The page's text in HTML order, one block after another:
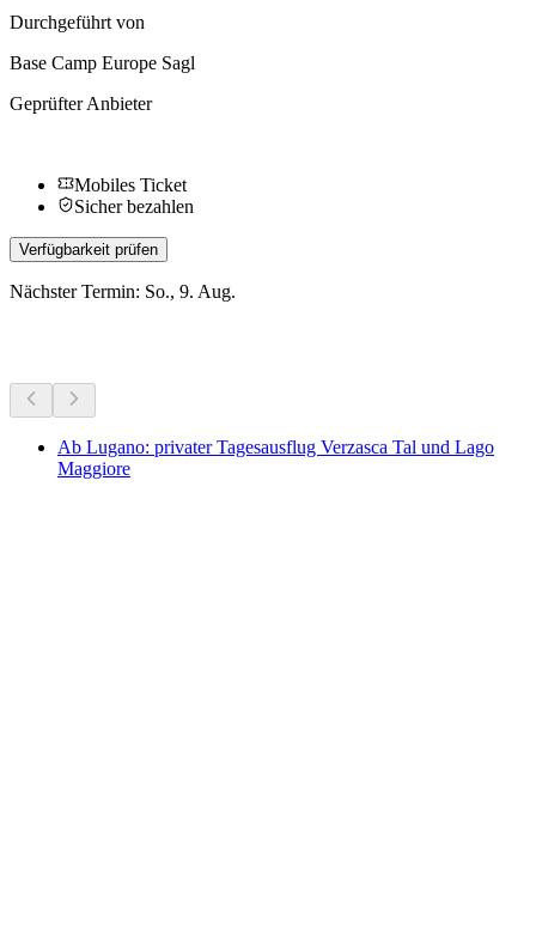
Durchgeführt von
Base Camp Europe Sagl
Geprüfter Anbieter
Mobiles Ticket
Sicher bezahlen
Verfügbarkeit prüfen
Nächster Termin: So., 9. Aug.
Ab Lugano: privater Tagesausflug Verzasca Tal und Lago
Maggiore